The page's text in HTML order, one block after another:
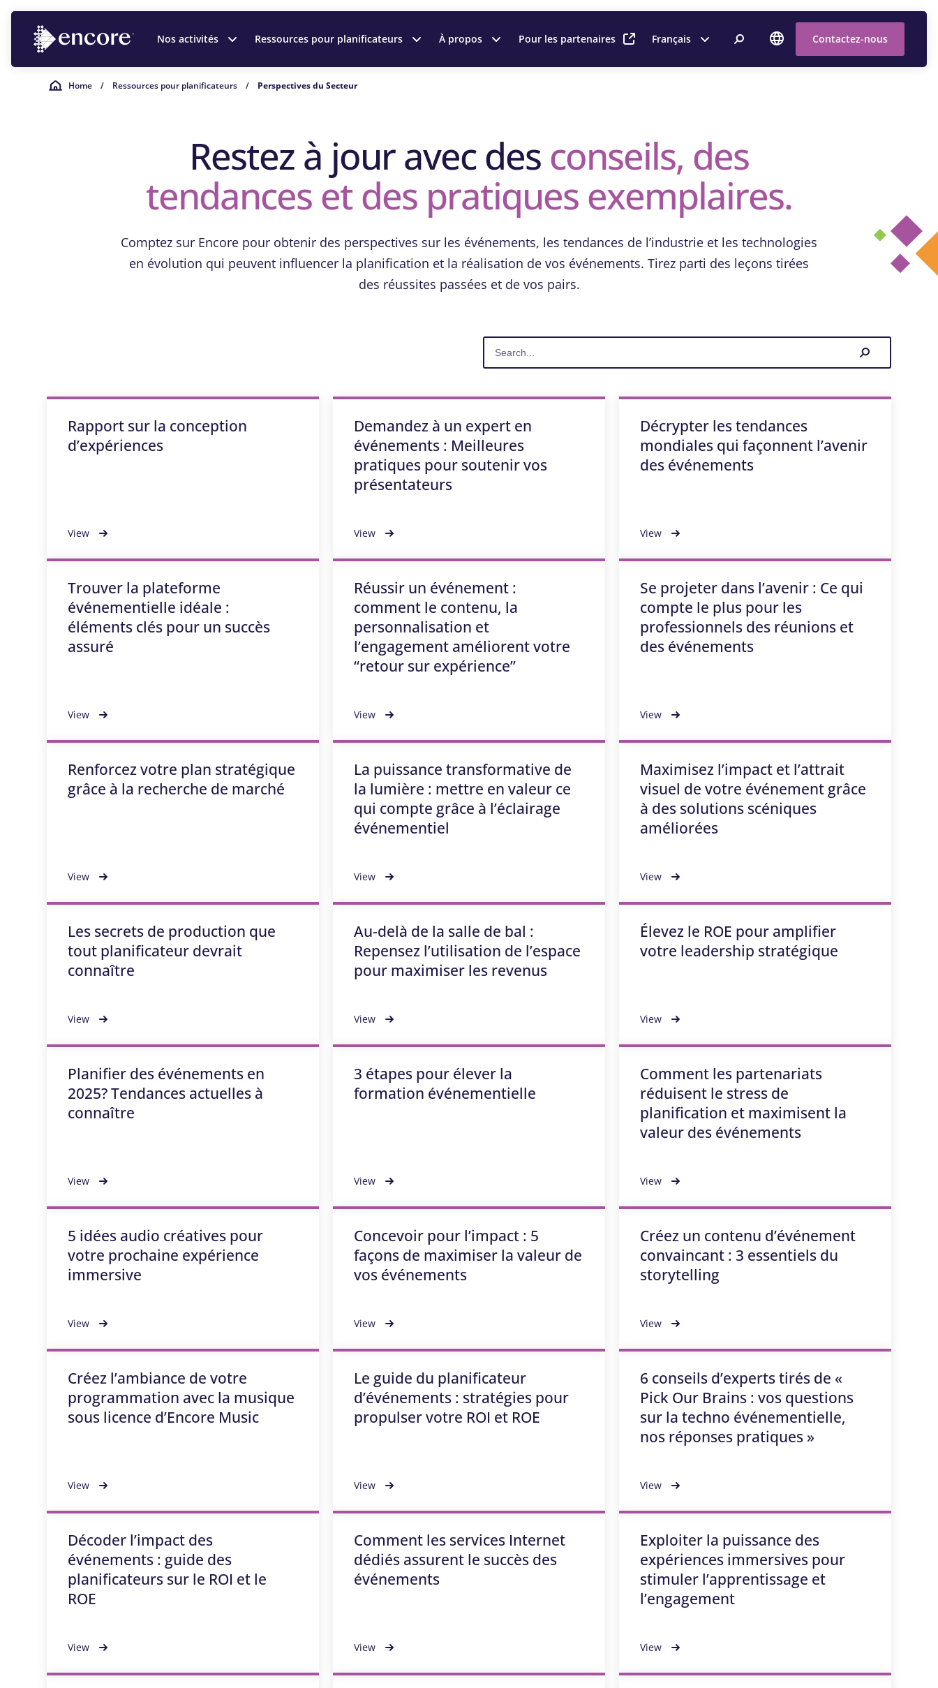
Nos activités Ressources pour planificateurs À propos Pour les partenaires Français Contactez-nous
Home / Ressources pour planificateurs / Perspectives du Secteur
Restez à jour avec desconseils, des
tendances et des pratiques exemplaires.
Comptez sur Encore pour obtenir des perspectives sur les événements, les tendances de l’industrie et les technologies
en évolution qui peuvent influencer la planification et la réalisation de vos événements. Tirez parti des leçons tirées
des réussites passées et de vos pairs.
Rapport sur la conception
d’expériences
View
Demandez à un expert en
événements : Meilleures
pratiques pour soutenir vos
présentateurs
View
Décrypter les tendances
mondiales qui façonnent l’avenir
des événements
View
Trouver la plateforme
événementielle idéale :
éléments clés pour un succès
assuré
View
Réussir un événement :
comment le contenu, la
personnalisation et
l’engagement améliorent votre
“retour sur expérience”
View
Se projeter dans l’avenir : Ce qui
compte le plus pour les
professionnels des réunions et
des événements
View
Renforcez votre plan stratégique
grâce à la recherche de marché
View
La puissance transformative de
la lumière : mettre en valeur ce
qui compte grâce à l’éclairage
événementiel
View
Maximisez l’impact et l’attrait
visuel de votre événement grâce
à des solutions scéniques
améliorées
View
Les secrets de production que
tout planificateur devrait
connaître
View
Au-delà de la salle de bal :
Repensez l’utilisation de l’espace
pour maximiser les revenus
View
Élevez le ROE pour amplifier
votre leadership stratégique
View
Planifier des événements en
2025? Tendances actuelles à
connaître
View
3 étapes pour élever la
formation événementielle
View
Comment les partenariats
réduisent le stress de
planification et maximisent la
valeur des événements
View
5 idées audio créatives pour
votre prochaine expérience
immersive
View
Concevoir pour l’impact : 5
façons de maximiser la valeur de
vos événements
View
Créez un contenu d’événement
convaincant : 3 essentiels du
storytelling
View
Créez l’ambiance de votre
programmation avec la musique
sous licence d’Encore Music
View
Le guide du planificateur
d’événements : stratégies pour
propulser votre ROI et ROE
View
6 conseils d’experts tirés de «
Pick Our Brains : vos questions
sur la techno événementielle,
nos réponses pratiques »
View
Décoder l’impact des
événements : guide des
planificateurs sur le ROI et le
ROE
View
Comment les services Internet
dédiés assurent le succès des
événements
View
Exploiter la puissance des
expériences immersives pour
stimuler l’apprentissage et
l’engagement
View